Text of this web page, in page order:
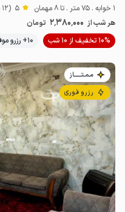
1 خوابه . 75 متر . تا 8 مهمان 5 (12 نظر)
هر شب از 2٬380٬000 تومان
10% تخفیف از 10 شب
10+ رزرو موفق
مـمـتــــــاز
رزرو فوری